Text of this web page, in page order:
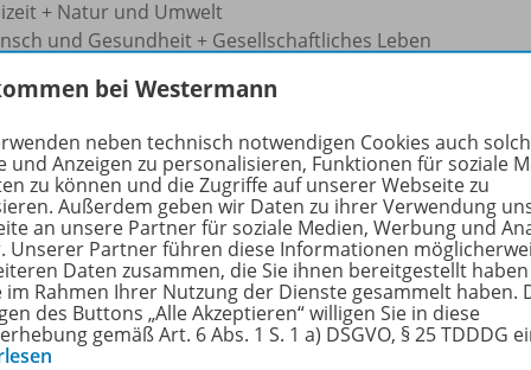
+ Natur und Umwelt
und Gesundheit + Gesellschaftliches Leben
Themeneinheit (z. B. Schule + Deutschland entdecken)
Einstufungstestermöglicht die Auswahl des
Schüler.
Sie mehr über die Reihe
bei Westermann
neben technisch notwendigen Cookies auch
und Anzeigen zu personalisieren, Funktionen für soziale
zu können und die Zugriffe auf unserer Webseite zu
Außerdem geben wir Daten zu ihrer Verwendung
an unsere Partner für soziale Medien, Werbung und
Unserer Partner führen diese Informationen
Daten zusammen, die Sie ihnen bereitgestellt
im Rahmen Ihrer Nutzung der Dienste gesammelt haben.
des Buttons „Alle Akzeptieren“ willigen Sie in diese
gemäß Art. 6 Abs. 1 S. 1 a) DSGVO, § 25 TDDDG